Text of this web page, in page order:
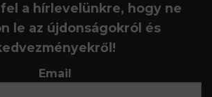
a hírlevelünkre, hogy ne
le az újdonságokról és
Email